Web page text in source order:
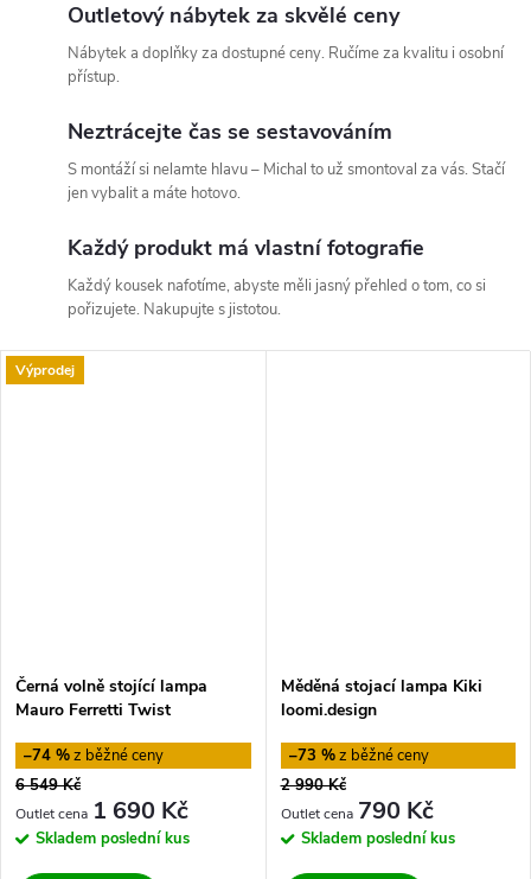
Outletový nábytek za skvělé ceny
Nábytek a doplňky za dostupné ceny. Ručíme za kvalitu i osobní
přístup.
Neztrácejte čas se sestavováním
S montáží si nelamte hlavu – Michal to už smontoval za vás. Stačí
jen vybalit a máte hotovo.
Každý produkt má vlastní fotografie
Každý kousek nafotíme, abyste měli jasný přehled o tom, co si
pořizujete. Nakupujte s jistotou.
Výprodej
Černá volně stojící lampa
Mauro Ferretti Twist
–74 %
6 549 Kč
1 690 Kč
Skladem poslední kus
Měděná stojací lampa Kiki
loomi.design
–73 %
2 990 Kč
790 Kč
Skladem poslední kus